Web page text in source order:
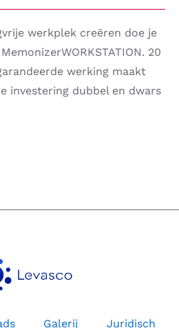
werkplek creëren doe je
20
werking maakt
investering dubbel en dwars
Galerij Juridisch